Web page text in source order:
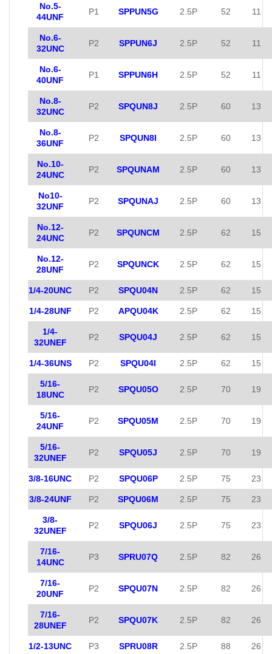
No.5-
44UNF
P1 SPPUN5G 2.5P 52 11
No.6-
32UNC
P2 SPPUN6J 2.5P 52 11
No.6-
40UNF
P1 SPPUN6H 2.5P 52 11
No.8-
32UNC
P2 SPQUN8J 2.5P 60 13
No.8-
36UNF
P2 SPQUN8I 2.5P 60 13
No.10-
24UNC
P2 SPQUNAM 2.5P 60 13
No10-
32UNF
P2 SPQUNAJ 2.5P 60 13
No.12-
24UNC
P2 SPQUNCM 2.5P 62 15
No.12-
28UNF
P2 SPQUNCK 2.5P 62 15
1/4-20UNC P2 SPQU04N 2.5P 62 15
1/4-28UNF P2 APQU04K 2.5P 62 15
1/4-
32UNEF
P2 SPQU04J 2.5P 62 15
1/4-36UNS P2 SPQU04I 2.5P 62 15
5/16-
18UNC
P2 SPQU05O 2.5P 70 19
5/16-
24UNF
P2 SPQU05M 2.5P 70 19
5/16-
32UNEF
P2 SPQU05J 2.5P 70 19
3/8-16UNC P2 SPQU06P 2.5P 75 23
3/8-24UNF P2 SPQU06M 2.5P 75 23
3/8-
32UNEF
P2 SPQU06J 2.5P 75 23
7/16-
14UNC
P3 SPRU07Q 2.5P 82 26
7/16-
20UNF
P2 SPQU07N 2.5P 82 26
7/16-
28UNEF
P2 SPQU07K 2.5P 82 26
1/2-13UNC P3 SPRU08R 2.5P 88 26